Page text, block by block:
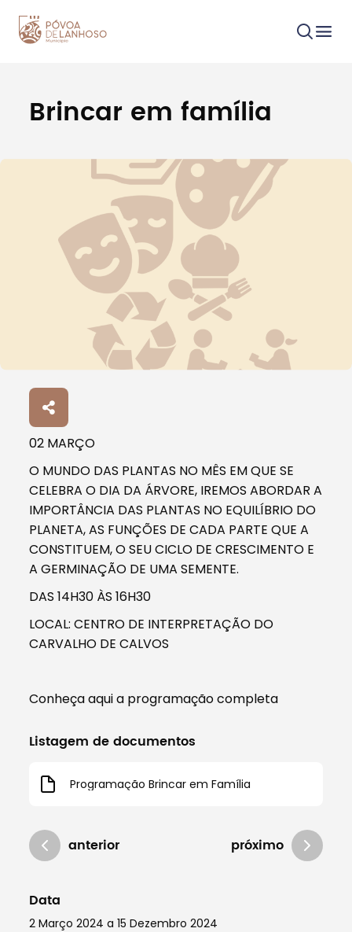
Procurar
Tipo de conteúdo
Brincar em família
02 MARÇO
O MUNDO DAS PLANTAS NO MÊS EM QUE SE
CELEBRA O DIA DA ÁRVORE, IREMOS ABORDAR A
IMPORTÂNCIA DAS PLANTAS NO EQUILÍBRIO DO
PLANETA, AS FUNÇÕES DE CADA PARTE QUE A
CONSTITUEM, O SEU CICLO DE CRESCIMENTO E
A GERMINAÇÃO DE UMA SEMENTE.
DAS 14H30 ÀS 16H30
LOCAL: CENTRO DE INTERPRETAÇÃO DO
CARVALHO DE CALVOS
Conheça aqui a programação completa
Listagem de documentos
Programação Brincar em Família
anterior próximo
Data
2 Março 2024 a 15 Dezembro 2024